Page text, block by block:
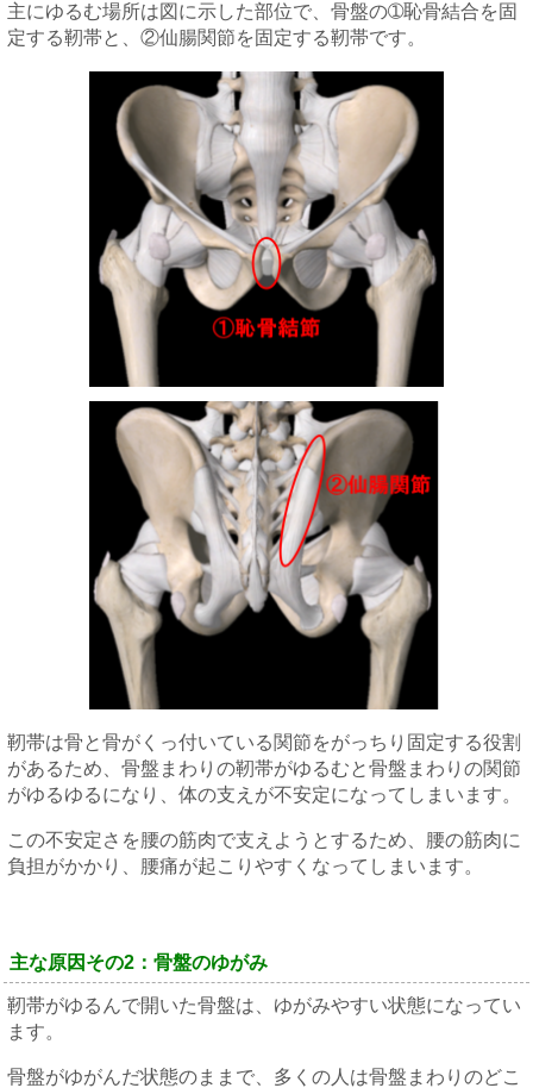
主にゆるむ場所は図に示した部位で、骨盤の➀恥骨結合を固
定する靭帯と、②仙腸関節を固定する靭帯です。
靭帯は骨と骨がくっ付いている関節をがっちり固定する役割
があるため、骨盤まわりの靭帯がゆるむと骨盤まわりの関節
がゆるゆるになり、体の支えが不安定になってしまいます。
この不安定さを腰の筋肉で支えようとするため、腰の筋肉に
負担がかかり、腰痛が起こりやすくなってしまいます。
主な原因その2：骨盤のゆがみ
靭帯がゆるんで開いた骨盤は、ゆがみやすい状態になってい
ます。
骨盤がゆがんだ状態のままで、多くの人は骨盤まわりのどこ